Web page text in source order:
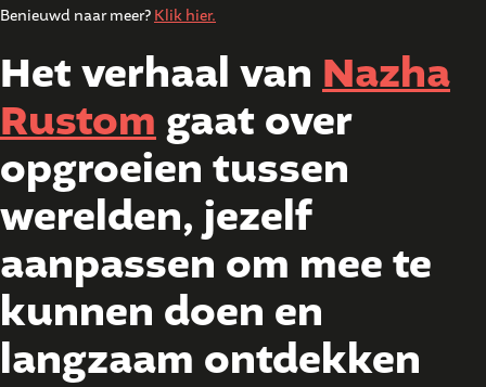
Benieuwd naar meer? Klik hier.
Het verhaal van Nazha
Rustomgaat over
opgroeien tussen
werelden, jezelf
aanpassen om mee te
kunnen doen en
langzaam ontdekken